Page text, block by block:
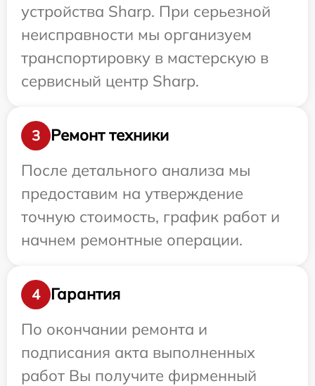
устройства Sharp. При серьезной
неисправности мы организуем
транспортировку в мастерскую в
сервисный центр Sharp.
3
Ремонт техники
После детального анализа мы
предоставим на утверждение
точную стоимость, график работ и
начнем ремонтные операции.
4
Гарантия
По окончании ремонта и
подписания акта выполненных
работ Вы получите фирменный